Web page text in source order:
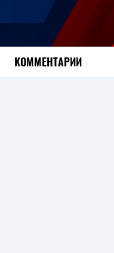
КОММЕНТАРИИ